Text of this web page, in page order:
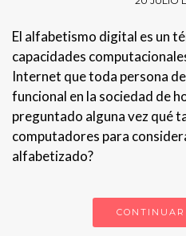
El alfabetismo digital es un
capacidades
Internet que toda persona
funcional en la sociedad de
preguntado alguna vez qué
computadores para
alfabetizado?